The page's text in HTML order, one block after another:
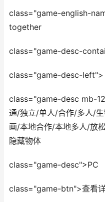
class="game-english-
together
class="game-desc-
class="game-desc-left">
class="game-desc mb-
通/独立/单人/合作/多人/
画/本地合作/本地多人/放
隐藏物体
class="game-desc">PC
class="game-btn">查看